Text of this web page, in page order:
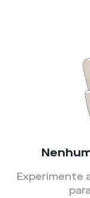
Experimente